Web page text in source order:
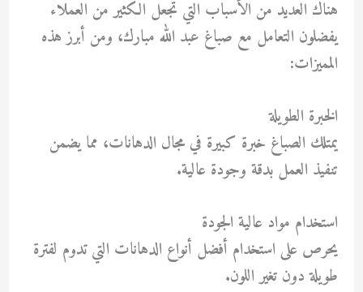
هناك العديد من الأسباب التي تجعل الكثير من العملاء
يفضلون التعامل مع صباغ عبد الله مبارك، ومن أبرز هذه
المميزات:
الخبرة الطويلة
يمتلك الصباغ خبرة كبيرة في مجال الدهانات، مما يضمن
تنفيذ العمل بدقة وجودة عالية.
استخدام مواد عالية الجودة
يحرص على استخدام أفضل أنواع الدهانات التي تدوم لفترة
طويلة دون تغير اللون.